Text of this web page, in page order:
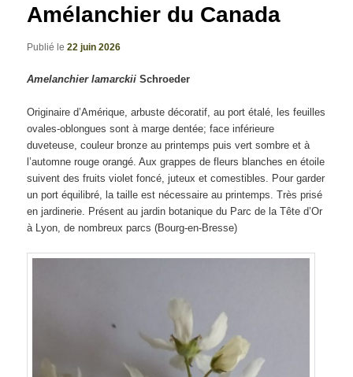
Amélanchier du Canada
Publié le22 juin 2026
Amelanchier lamarckiiSchroeder
Originaire d’Amérique, arbuste décoratif, au port étalé, les feuilles
ovales-oblongues sont à marge dentée; face inférieure
duveteuse, couleur bronze au printemps puis vert sombre et à
l’automne rouge orangé. Aux grappes de fleurs blanches en étoile
suivent des fruits violet foncé, juteux et comestibles. Pour garder
un port équilibré, la taille est nécessaire au printemps. Très prisé
en jardinerie. Présent au jardin botanique du Parc de la Tête d’Or
à Lyon, de nombreux parcs (Bourg-en-Bresse)